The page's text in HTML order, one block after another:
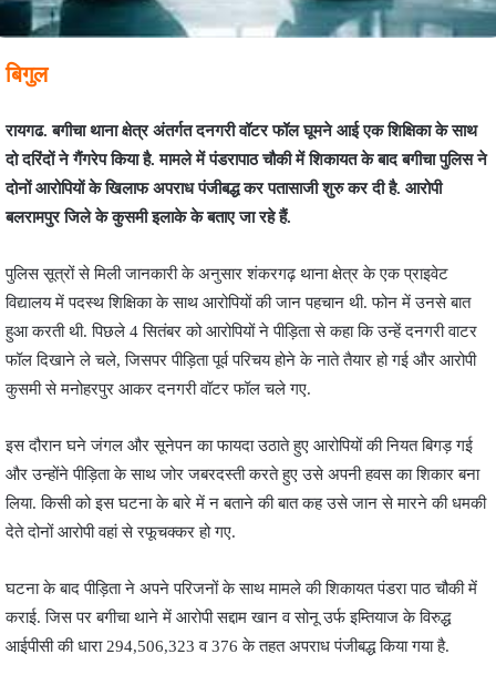
बिगुल
रायगढ. बगीचा थाना क्षेत्र अंतर्गत दनगरी वॉटर फॉल घूमने आई एक शिक्षिका के साथ
दो दरिंदों ने गैंगरेप किया है. मामले में पंडरापाठ चौकी में शिकायत के बाद बगीचा पुलिस ने
दोनों आरोपियों के खिलाफ अपराध पंजीबद्ध कर पतासाजी शुरु कर दी है. आरोपी
बलरामपुर जिले के कुसमी इलाके के बताए जा रहे हैं.
पुलिस सूत्रों से मिली जानकारी के अनुसार शंकरगढ़ थाना क्षेत्र के एक प्राइवेट
विद्यालय में पदस्थ शिक्षिका के साथ आरोपियों की जान पहचान थी. फोन में उनसे बात
हुआ करती थी. पिछले 4 सितंबर को आरोपियों ने पीड़िता से कहा कि उन्हें दनगरी वाटर
फॉल दिखाने ले चले, जिसपर पीड़िता पूर्व परिचय होने के नाते तैयार हो गई और आरोपी
कुसमी से मनोहरपुर आकर दनगरी वॉटर फॉल चले गए.
इस दौरान घने जंगल और सूनेपन का फायदा उठाते हुए आरोपियों की नियत बिगड़ गई
और उन्होंने पीड़िता के साथ जोर जबरदस्ती करते हुए उसे अपनी हवस का शिकार बना
लिया. किसी को इस घटना के बारे में न बताने की बात कह उसे जान से मारने की धमकी
देते दोनों आरोपी वहां से रफूचक्कर हो गए.
घटना के बाद पीड़िता ने अपने परिजनों के साथ मामले की शिकायत पंडरा पाठ चौकी में
कराई. जिस पर बगीचा थाने में आरोपी सद्दाम खान व सोनू उर्फ इम्तियाज के विरुद्ध
आईपीसी की धारा 294,506,323 व 376 के तहत अपराध पंजीबद्ध किया गया है.